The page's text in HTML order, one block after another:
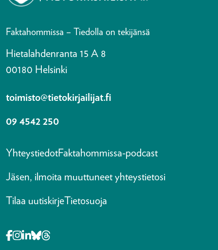
Faktahommissa – Tiedolla on tekijänsä
Hietalahdenranta 15 A 8
00180 Helsinki
toimisto@tietokirjailijat.fi
09 4542 250
YhteystiedotFaktahommissa-podcast
Jäsen, ilmoita muuttuneet yhteystietosi
Tilaa uutiskirjeTietosuoja
Opens in a new tab Facebook-f
Opens in a new tab Instagram
Opens in a new tab Linkedin-in
Opens in a new tab Bluesky